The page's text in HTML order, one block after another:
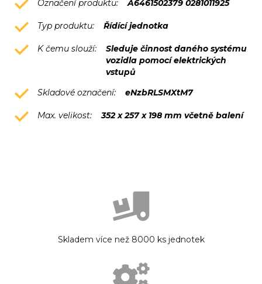
Označení produktu: A6461502379 0281011925
Typ produktu: Řídící jednotka
K čemu slouží:
Sleduje činnost daného systému
vozidla pomocí elektrických
vstupů
Skladové označení:
eNzbRLSMXtM7
Max. velikost: 352 x 257 x 198 mm včetně balení
Skladem více než 8000 ks jednotek